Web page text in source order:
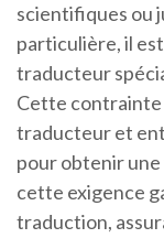
scientifiques ou
particulière, il
traducteur
Cette contrainte
traducteur et
pour obtenir
cette exigence
traduction,